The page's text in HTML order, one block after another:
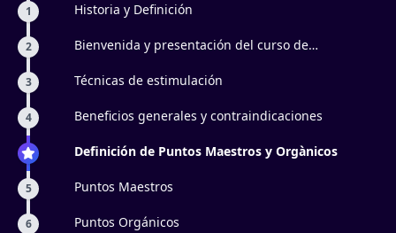
1 Historia y Definición
2
Bienvenida y presentación del curso de
3 Técnicas de estimulación
4 Beneficios generales y contraindicaciones
Definición de Puntos Maestros y Orgànicos
5 Puntos Maestros
6 Puntos Orgánicos